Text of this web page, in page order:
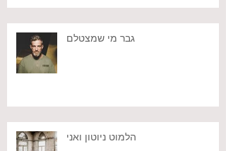
גבר מי שמצטלם
הלמוט ניוטון ואני